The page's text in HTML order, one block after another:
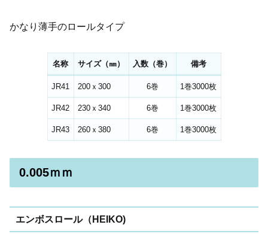
かなり薄手のロールタイプ
名称 サイズ（㎜） 入数（巻） 備考
JR41 200ｘ300 6巻 1巻3000枚
JR42 230ｘ340 6巻 1巻3000枚
JR43 260ｘ380 6巻 1巻3000枚
0.005ｍｍ
エンボスロール（HEIKO)